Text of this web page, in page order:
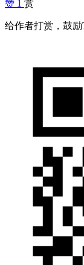
赞 1 赏
给作者打赏，鼓励